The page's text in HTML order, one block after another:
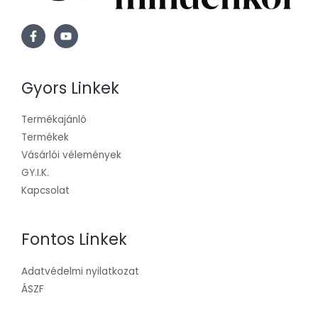
Gyors Linkek
Termékajánló
Termékek
Vásárlói vélemények
GY.I.K.
Kapcsolat
Fontos Linkek
Adatvédelmi nyilatkozat
ÁSZF